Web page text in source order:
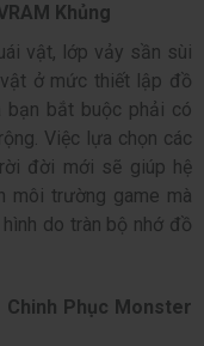
Khủng
vật, lớp vảy sần sùi
ở mức thiết lập đồ
bạn bắt buộc phải có
Việc lựa chọn các
đời mới sẽ giúp hệ
môi trường game mà
do tràn bộ nhớ đồ
Chinh Phục Monster